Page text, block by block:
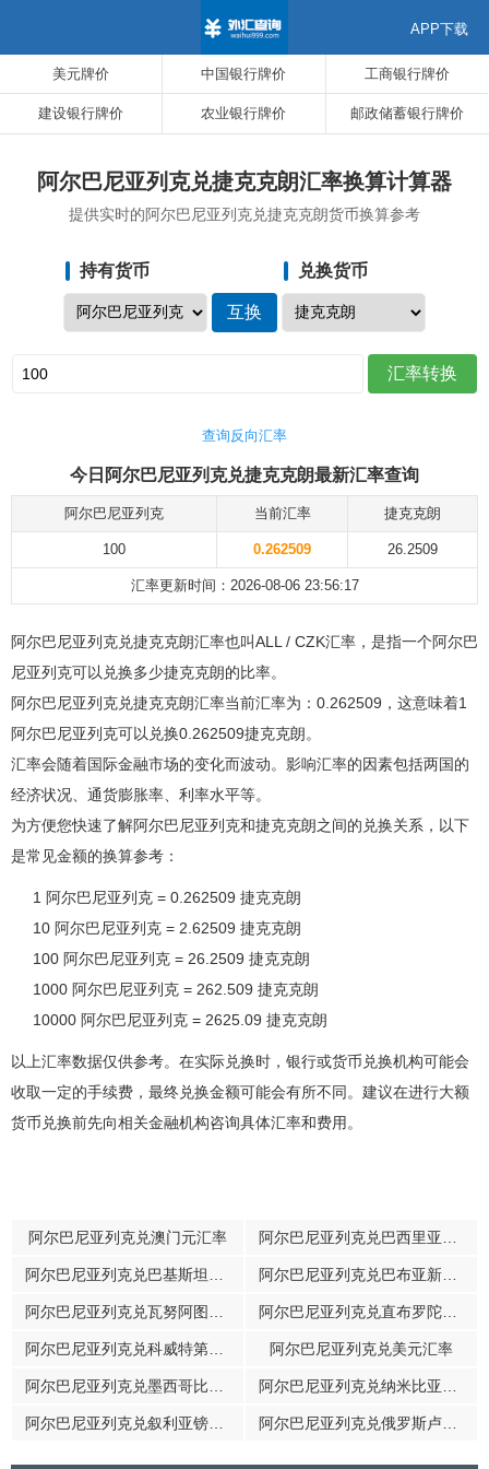
美元牌价 中国银行牌价 工商银行牌价
建设银行牌价 农业银行牌价 邮政储蓄银行牌价
APP下载
阿尔巴尼亚列克兑捷克克朗汇率换算计算器
提供实时的阿尔巴尼亚列克兑捷克克朗货币换算参考
持有货币 兑换货币
查询反向汇率
今日阿尔巴尼亚列克兑捷克克朗最新汇率查询
阿尔巴尼亚列克 当前汇率 捷克克朗
100 0.262509 26.2509
汇率更新时间：2026-08-06 23:56:17
阿尔巴尼亚列克兑捷克克朗汇率也叫ALL / CZK汇率，是指一个阿尔巴
尼亚列克可以兑换多少捷克克朗的比率。
阿尔巴尼亚列克兑捷克克朗汇率当前汇率为：0.262509，这意味着1
阿尔巴尼亚列克可以兑换0.262509捷克克朗。
汇率会随着国际金融市场的变化而波动。影响汇率的因素包括两国的
经济状况、通货膨胀率、利率水平等。
为方便您快速了解阿尔巴尼亚列克和捷克克朗之间的兑换关系，以下
是常见金额的换算参考：
1 阿尔巴尼亚列克 = 0.262509 捷克克朗
10 阿尔巴尼亚列克 = 2.62509 捷克克朗
100 阿尔巴尼亚列克 = 26.2509 捷克克朗
1000 阿尔巴尼亚列克 = 262.509 捷克克朗
10000 阿尔巴尼亚列克 = 2625.09 捷克克朗
以上汇率数据仅供参考。在实际兑换时，银行或货币兑换机构可能会
收取一定的手续费，最终兑换金额可能会有所不同。建议在进行大额
货币兑换前先向相关金融机构咨询具体汇率和费用。
阿尔巴尼亚列克兑澳门元汇率
阿尔巴尼亚列克兑美元汇率